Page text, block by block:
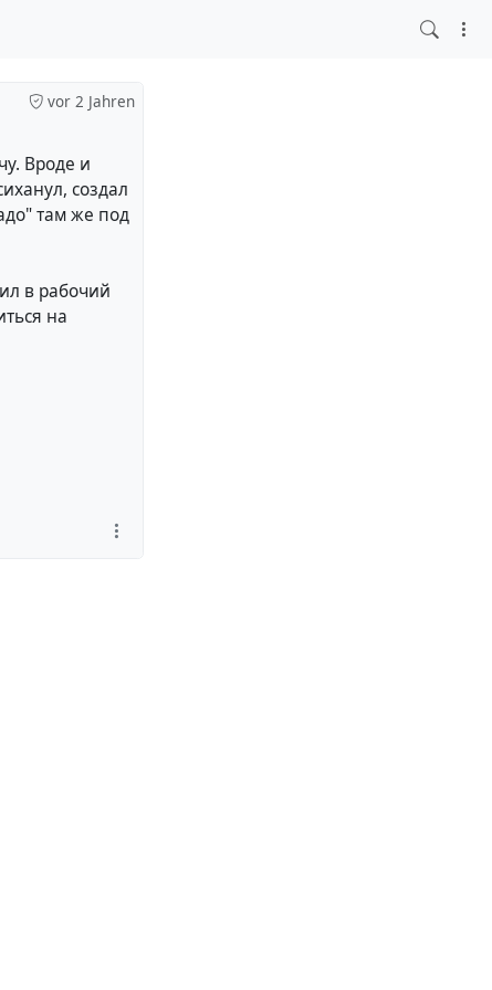
vor 2 Jahren
Вроде и
создал
там же под
в рабочий
на